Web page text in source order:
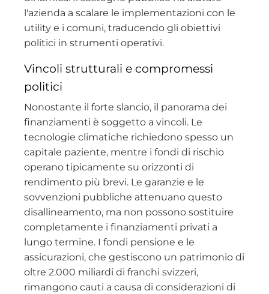
l'azienda a scalare le implementazioni con le
utility e i comuni, traducendo gli obiettivi
politici in strumenti operativi.
Vincoli strutturali e compromessi
politici
Nonostante il forte slancio, il panorama dei
finanziamenti è soggetto a vincoli. Le
tecnologie climatiche richiedono spesso un
capitale paziente, mentre i fondi di rischio
operano tipicamente su orizzonti di
rendimento più brevi. Le garanzie e le
sovvenzioni pubbliche attenuano questo
disallineamento, ma non possono sostituire
completamente i finanziamenti privati a
lungo termine. I fondi pensione e le
assicurazioni, che gestiscono un patrimonio di
oltre 2.000 miliardi di franchi svizzeri,
rimangono cauti a causa di considerazioni di